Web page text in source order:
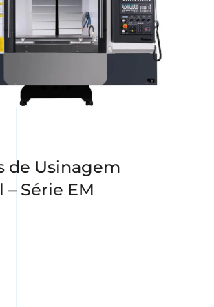
de Usinagem
Série EM